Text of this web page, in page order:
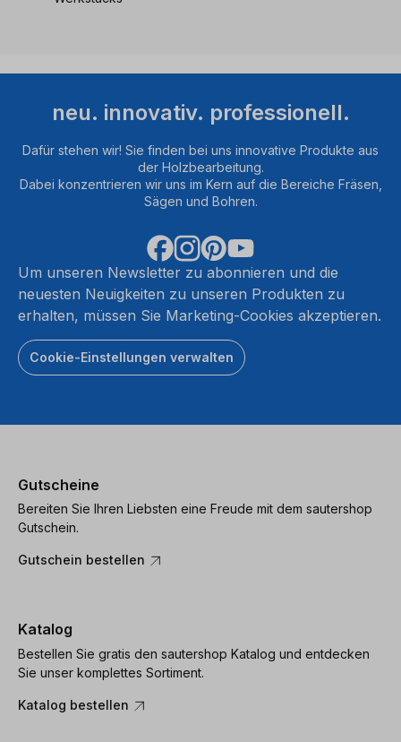
neu. innovativ. professionell.
Dafür stehen wir! Sie finden bei uns innovative Produkte aus
der Holzbearbeitung.
Dabei konzentrieren wir uns im Kern auf die Bereiche Fräsen,
Sägen und Bohren.
Um unseren Newsletter zu abonnieren und die
neuesten Neuigkeiten zu unseren Produkten zu
erhalten, müssen Sie Marketing-Cookies akzeptieren.
Cookie-Einstellungen verwalten
Gutscheine
Bereiten Sie Ihren Liebsten eine Freude mit dem sautershop
Gutschein.
Gutschein bestellen
Katalog
Bestellen Sie gratis den sautershop Katalog und entdecken
Sie unser komplettes Sortiment.
Katalog bestellen